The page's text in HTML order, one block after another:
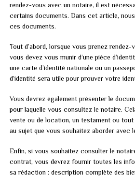
rendez-vous avec un notaire, il est
certains documents. Dans cet article,
ces documents.
Tout d’abord, lorsque vous prenez
vous devez vous munir d’une pièce
une carte d’identité nationale ou un
d’identité sera utile pour prouver votre
Vous devrez également présenter le
pour laquelle vous consultez le notaire.
vente ou de location, un testament ou
au sujet que vous souhaitez aborder avec
Enfin, si vous souhaitez consulter le
contrat, vous devrez fournir toutes les
sa rédaction : description complète des